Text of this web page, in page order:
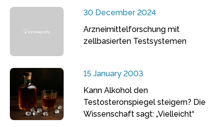
30 December 2024
Arzneimittelforschung mit
zellbasierten Testsystemen
15 January 2003
Kann Alkohol den
Testosteronspiegel steigern? Die
Wissenschaft sagt: „Vielleicht“